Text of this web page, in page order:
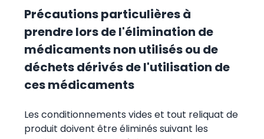
Précautions particulières à
prendre lors de l'élimination de
médicaments non utilisés ou de
déchets dérivés de l'utilisation de
ces médicaments
Les conditionnements vides et tout reliquat de
produit doivent être éliminés suivant les